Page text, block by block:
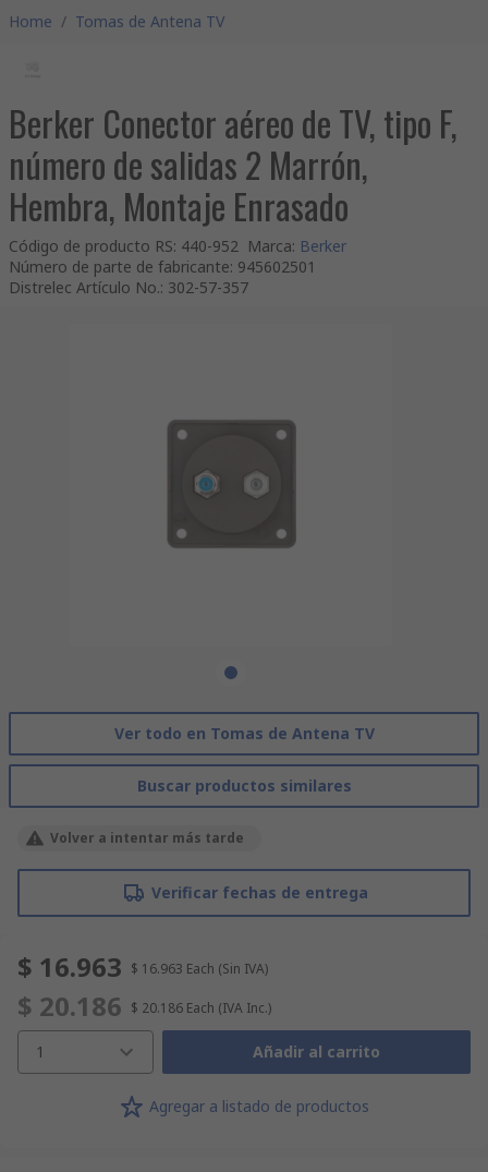
Home / Tomas de Antena TV
Berker Conector aéreo de TV, tipo F,
número de salidas 2 Marrón,
Hembra, Montaje Enrasado
Código de producto RS: 440-952 Marca: Berker
Número de parte de fabricante: 945602501
Distrelec Artículo No.: 302-57-357
Ver todo en Tomas de Antena TV
Buscar productos similares
Volver a intentar más tarde
Verificar fechas de entrega
$ 16.963 $ 16.963 Each (Sin IVA)
$ 20.186 $ 20.186 Each (IVA Inc.)
1 Añadir al carrito
Agregar a listado de productos